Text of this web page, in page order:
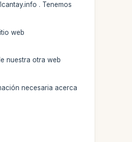
. Tenemos
web
nuestra otra web
necesaria acerca